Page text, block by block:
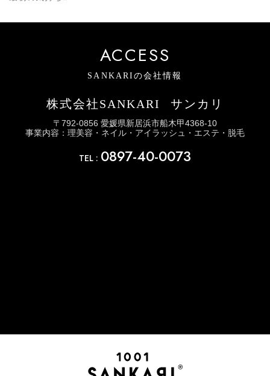
ACCESS
SANKARIの会社情報
株式会社SANKARI サンカリ
〒792-0856 愛媛県新居浜市船木甲4368-10
事業内容：理美容・ネイル・アイラッシュ・エステ・脱毛
TEL : 0897-40-0073